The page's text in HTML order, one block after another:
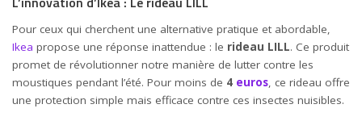
Pour ceux qui cherchent une alternative pratique et abordable,
Ikea propose une réponse inattendue : le rideau LILL. Ce produit
promet de révolutionner notre manière de lutter contre les
moustiques pendant l’été. Pour moins de 4 euros, ce rideau offre
une protection simple mais efficace contre ces insectes nuisibles.